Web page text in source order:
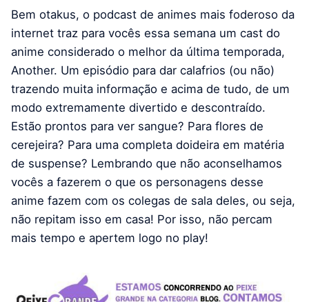
Bem otakus, o podcast de animes mais foderoso da
internet traz para vocês essa semana um cast do
anime considerado o melhor da última temporada,
Another. Um episódio para dar calafrios (ou não)
trazendo muita informação e acima de tudo, de um
modo extremamente divertido e descontraído.
Estão prontos para ver sangue? Para flores de
cerejeira? Para uma completa doideira em matéria
de suspense? Lembrando que não aconselhamos
vocês a fazerem o que os personagens desse
anime fazem com os colegas de sala deles, ou seja,
não repitam isso em casa! Por isso, não percam
mais tempo e apertem logo no play!